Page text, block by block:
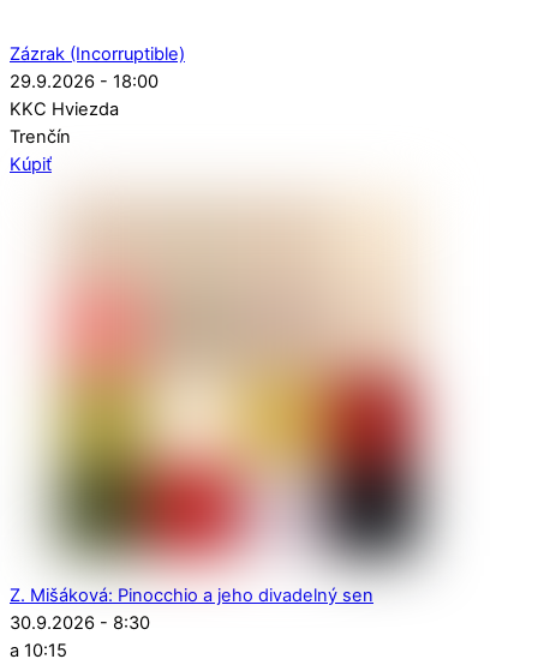
Zázrak (Incorruptible)
29.9.2026 - 18:00
KKC Hviezda
Trenčín
Kúpiť
Z. Mišáková: Pinocchio a jeho divadelný sen
30.9.2026 - 8:30
a 10:15